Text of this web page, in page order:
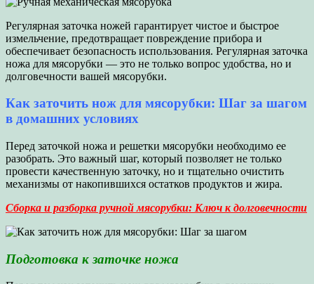
Регулярная заточка ножей гарантирует чистое и быстрое
измельчение, предотвращает повреждение прибора и
обеспечивает безопасность использования. Регулярная заточка
ножа для мясорубки — это не только вопрос удобства, но и
долговечности вашей мясорубки.
Как заточить нож для мясорубки: Шаг за шагом
в домашних условиях
Перед заточкой ножа и решетки мясорубки необходимо ее
разобрать. Это важный шаг, который позволяет не только
провести качественную заточку, но и тщательно очистить
механизмы от накопившихся остатков продуктов и жира.
Сборка и разборка ручной мясорубки: Ключ к долговечности
Подготовка к заточке ножа